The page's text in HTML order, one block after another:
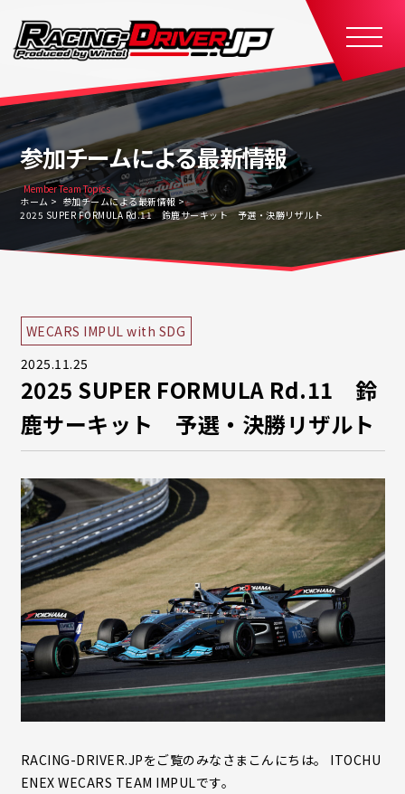
参加チームによる最新情報
Member Team Topics
ホーム
参加チームによる最新情報
2025 SUPER FORMULA Rd.11 鈴鹿サーキット 予選・決勝リザルト
WECARS IMPUL with SDG
2025.11.25
2025 SUPER FORMULA Rd.11 鈴
鹿サーキット 予選・決勝リザルト
RACING-DRIVER.JPをご覧のみなさまこんにちは。 ITOCHU
ENEX WECARS TEAM IMPULです。